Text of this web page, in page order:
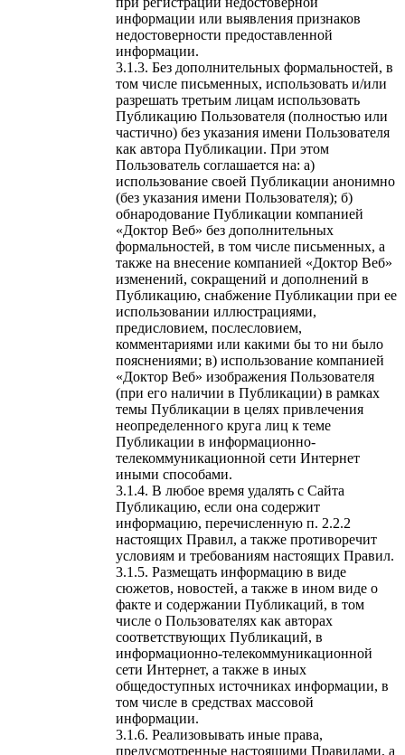
информации или выявления признаков
недостоверности предоставленной
информации.
Без дополнительных формальностей, в
том числе письменных, использовать и/или
разрешать третьим лицам использовать
Публикацию Пользователя (полностью или
частично) без указания имени Пользователя
как автора Публикации. При этом
Пользователь соглашается на: а)
использование своей Публикации анонимно
(без указания имени Пользователя); б)
обнародование Публикации компанией
«Доктор Веб» без дополнительных
формальностей, в том числе письменных, а
также на внесение компанией «Доктор Веб»
изменений, сокращений и дополнений в
Публикацию, снабжение Публикации при ее
использовании иллюстрациями,
предисловием, послесловием,
комментариями или какими бы то ни было
пояснениями; в) использование компанией
«Доктор Веб» изображения Пользователя
(при его наличии в Публикации) в рамках
темы Публикации в целях привлечения
неопределенного круга лиц к теме
Публикации в информационно-
телекоммуникационной сети Интернет
иными способами.
В любое время удалять с Сайта
Публикацию, если она содержит
информацию, перечисленную п. 2.2.2
настоящих Правил, а также противоречит
условиям и требованиям настоящих Правил.
Размещать информацию в виде
сюжетов, новостей, а также в ином виде о
факте и содержании Публикаций, в том
числе о Пользователях как авторах
соответствующих Публикаций, в
информационно-телекоммуникационной
сети Интернет, а также в иных
общедоступных источниках информации, в
том числе в средствах массовой
информации.
Реализовывать иные права,
предусмотренные настоящими Правилами, а